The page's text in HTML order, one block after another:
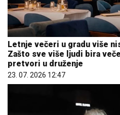
Letnje večeri u gradu više
Zašto sve više ljudi bira
pretvori u druženje
23. 07. 2026 12:47